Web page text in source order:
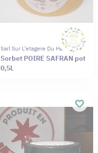
Sarl Sur L'etagere Du Haut
Sorbet POIRE SAFRAN pot
0,5L